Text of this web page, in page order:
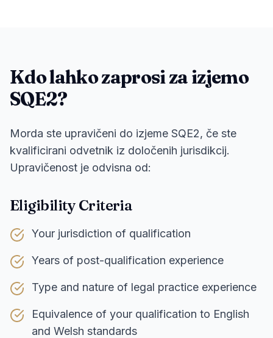
Kdo lahko zaprosi za izjemo
SQE2?
Morda ste upravičeni do izjeme SQE2, če ste
kvalificirani odvetnik iz določenih jurisdikcij.
Upravičenost je odvisna od:
Eligibility Criteria
Your jurisdiction of qualification
Years of post-qualification experience
Type and nature of legal practice experience
Equivalence of your qualification to English
and Welsh standards